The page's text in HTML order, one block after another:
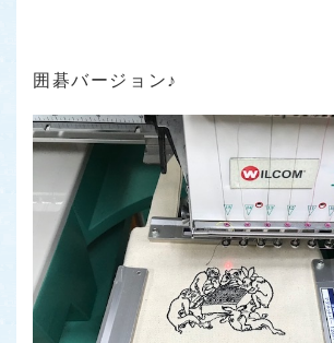
囲碁バージョン♪